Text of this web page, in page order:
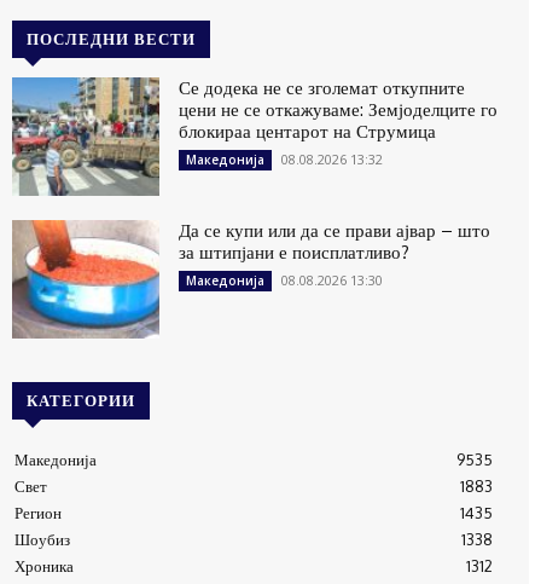
ПОСЛЕДНИ ВЕСТИ
Се додека не се зголемат откупните
цени не се откажуваме: Земјоделците го
блокираа центарот на Струмица
Македонија 08.08.2026 13:32
Да се купи или да се прави ајвар – што
за штипјани е поисплатливо?
Македонија 08.08.2026 13:30
КАТЕГОРИИ
Македонија
9535
Свет
1883
Регион
1435
Шоубиз
1338
Хроника
1312